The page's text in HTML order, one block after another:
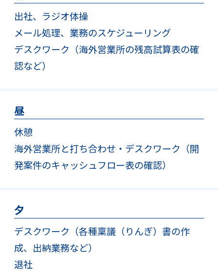
出社、ラジオ体操
メール処理、業務のスケジューリング
デスクワーク（海外営業所の残高試算表の確
認など）
昼
休憩
海外営業所と打ち合わせ・デスクワーク（開
発案件のキャッシュフロー表の確認）
夕
デスクワーク（各種稟議（りんぎ）書の作
成、出納業務など）
退社